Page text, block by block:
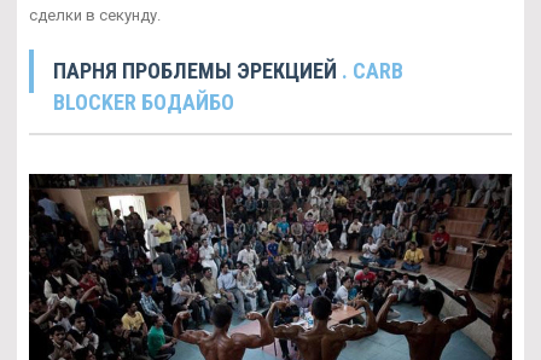
сделки в секунду.
ПАРНЯ ПРОБЛЕМЫ ЭРЕКЦИЕЙ . CARB
BLOCKER БОДАЙБО